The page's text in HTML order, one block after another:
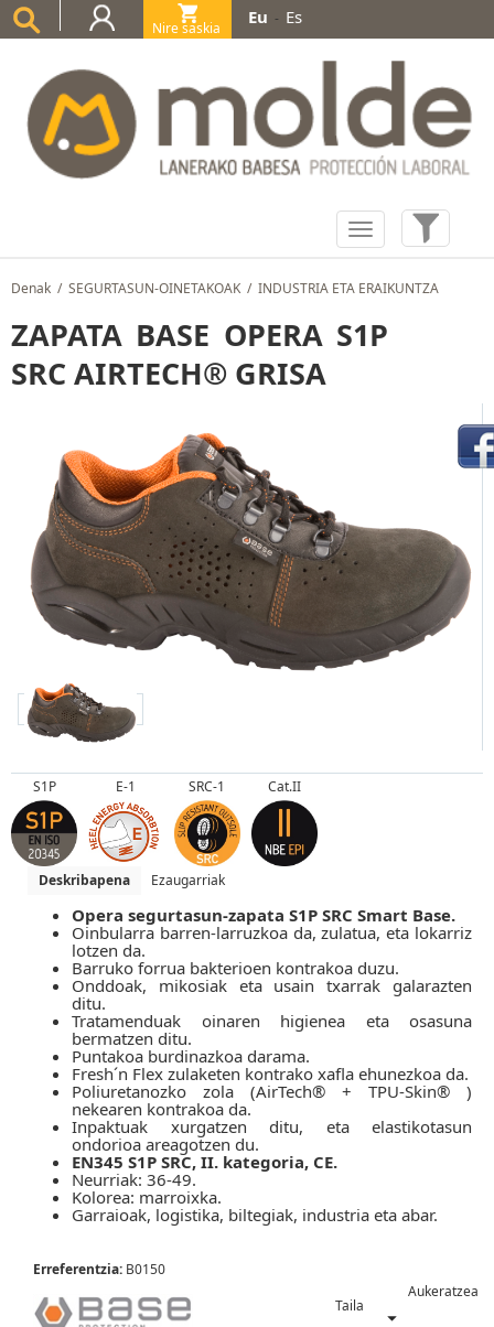
Nire saskia
(0)
Eu - Es
Denak / SEGURTASUN-OINETAKOAK / INDUSTRIA ETA ERAIKUNTZA
ZAPATA BASE OPERA S1P
SRC AIRTECH® GRISA
S1P E-1 SRC-1 Cat.II
Deskribapena Ezaugarriak
Opera segurtasun-zapata S1P SRC Smart Base.
Oinbularra barren-larruzkoa da, zulatua, eta lokarriz
lotzen da.
Barruko forrua bakterioen kontrakoa duzu.
Onddoak, mikosiak eta usain txarrak galarazten
ditu.
Tratamenduak oinaren higienea eta osasuna
bermatzen ditu.
Puntakoa burdinazkoa darama.
Fresh´n Flex zulaketen kontrako xafla ehunezkoa da.
Poliuretanozko zola (AirTech® + TPU-Skin® )
nekearen kontrakoa da.
Inpaktuak xurgatzen ditu, eta elastikotasun
ondorioa areagotzen du.
EN345 S1P SRC, II. kategoria, CE.
Neurriak: 36-49.
Kolorea: marroixka.
Garraioak, logistika, biltegiak, industria eta abar.
Erreferentzia: B0150
Taila